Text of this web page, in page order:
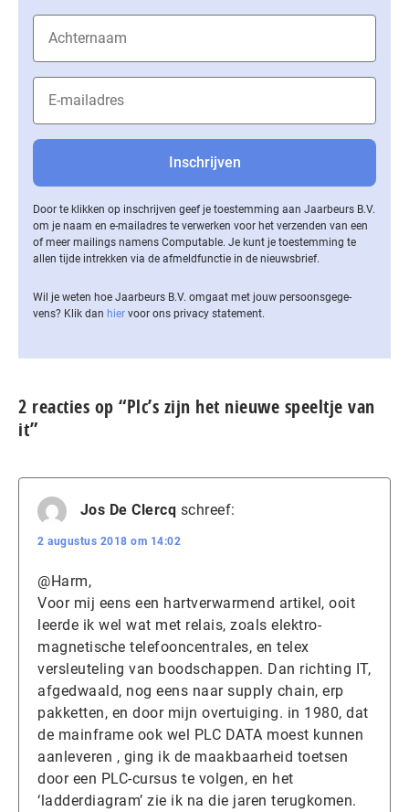
Door te klikken op inschrijven geef je toestemming aan Jaarbeurs B.V.
om je naam en e-mailadres te verwerken voor het verzenden van een
of meer mailings namens Computable. Je kunt je toestemming te
allen tijde intrekken via de af­meld­func­tie in de nieuwsbrief.
Wil je weten hoe Jaarbeurs B.V. omgaat met jouw per­soons­ge­ge­
vens? Klik dan hier voor ons privacy statement.
2 reacties op “Plc’s zijn het nieuwe speeltje van
it”
Jos De Clercq schreef:
2 augustus 2018 om 14:02
@Harm,
Voor mij eens een hartverwarmend artikel, ooit
leerde ik wel wat met relais, zoals elektro-
magnetische telefooncentrales, en telex
versleuteling van boodschappen. Dan richting IT,
afgedwaald, nog eens naar supply chain, erp
pakketten, en door mijn overtuiging. in 1980, dat
de mainframe ook wel PLC DATA moest kunnen
aanleveren , ging ik de maakbaarheid toetsen
door een PLC-cursus te volgen, en het
‘ladderdiagram’ zie ik na die jaren terugkomen.